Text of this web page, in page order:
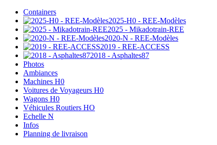
Containers
2025-H0 - REE-Modèles
2025 - Mikadotrain-REE
2020-N - REE-Modèles
2019 - REE-ACCESS
2018 - Asphaltes87
Photos
Ambiances
Machines H0
Voitures de Voyageurs H0
Wagons H0
Véhicules Routiers HO
Echelle N
Infos
Planning de livraison